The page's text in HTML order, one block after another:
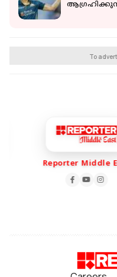
To
Reporter Middle